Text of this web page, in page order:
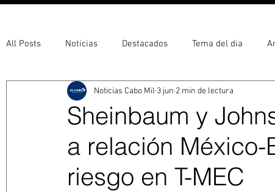
All Posts Noticias Destacados Tema del dia
Entérate Deportes La buena del día
Ayuntamiento de Los Cabos Informa Nacionales e
Sheinbaum y
a relación México-
riesgo en T-MEC
Noticias Cabo Mil 3 jun 2 min de lectura